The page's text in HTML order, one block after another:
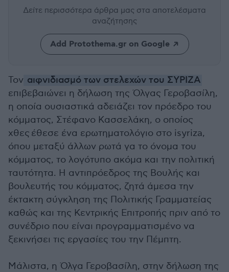
Δείτε περισσότερα άρθρα μας στα αποτελέσματα
αναζήτησης
Add Protothema.gr on Google
Τον αιφνιδιασμό των στελεχών του ΣΥΡΙΖΑ
επιβεβαιώνει η δήλωση της Όλγας Γεροβασίλη,
η οποία ουσιαστικά αδειάζει τον πρόεδρο του
κόμματος, Στέφανο Κασσελάκη, ο οποίος
χθες έθεσε ένα ερωτηματολόγιο στο isyriza,
όπου μεταξύ άλλων ρωτά γα το όνομα του
κόμματος, το λογότυπο ακόμα και την πολιτική
ταυτότητα. Η αντιπρόεδρος της Βουλής και
βουλευτής του κόμματος, ζητά άμεσα την
έκτακτη σύγκληση της Πολιτικής Γραμματείας
καθώς και της Κεντρικής Επιτροπής πριν από το
συνέδριο που είναι προγραμματισμένο να
ξεκινήσει τις εργασίες του την Πέμπτη.
Μάλιστα, η Όλγα Γεροβασίλη, στην δήλωση της